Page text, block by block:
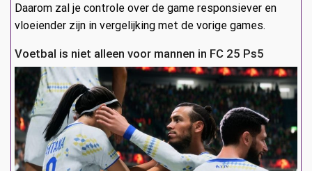
Daarom zal je controle over de game responsiever en
vloeiender zijn in vergelijking met de vorige games.
Voetbal is niet alleen voor mannen in FC 25 Ps5